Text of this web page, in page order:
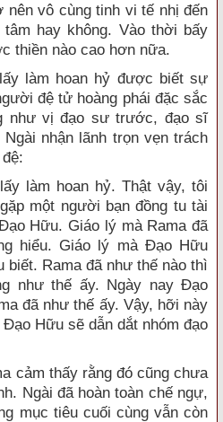
vô cùng tinh vi tế nhị đến
hay không. Vào thời bấy
thiền nào cao hơn nữa.
làm hoan hỷ được biết sự
đệ tử hoàng phái đặc sắc
như vị đạo sư trước, đạo sĩ
nhận lãnh trọn vẹn trách
làm hoan hỷ. Thật vậy, tôi
một người bạn đồng tu tài
Hữu. Giáo lý mà Rama đã
hiểu. Giáo lý mà Đạo Hữu
biết. Rama đã như thế nào thì
như thế ấy. Ngày nay Đạo
đã như thế ấy. Vậy, hỡi này
Hữu sẽ dẫn dắt nhóm đạo
cảm thấy rằng đó cũng chưa
Ngài đã hoàn toàn chế ngự,
mục tiêu cuối cùng vẫn còn